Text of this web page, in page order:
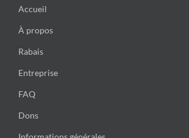
Accueil
À propos
Rabais
Entreprise
FAQ
Dons